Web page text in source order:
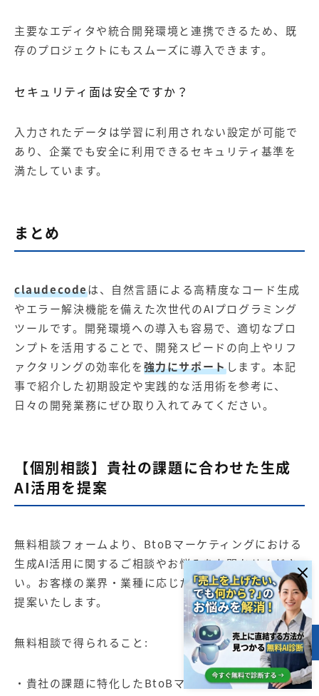
主要なエディタや統合開発環境と連携できるため、既
存のプロジェクトにもスムーズに導入できます。
セキュリティ面は安全ですか？
入力されたデータは学習に利用されない設定が可能で
あり、企業でも安全に利用できるセキュリティ基準を
満たしています。
まとめ
claudecodeは、自然言語による高精度なコード生成
やエラー解決機能を備えた次世代のAIプログラミング
ツールです。開発環境への導入も容易で、適切なプロ
ンプトを活用することで、開発スピードの向上やリフ
ァクタリングの効率化を強力にサポートします。本記
事で紹介した初期設定や実践的な活用術を参考に、
日々の開発業務にぜひ取り入れてみてください。
【個別相談】貴社の課題に合わせた生成
AI活用を提案
無料相談フォームより、BtoBマーケティングにおける
生成AI活用に関するご相談やお悩みをお聞かせくださ
い。お客様の業界・業種に応じた最適な活用方法をご
提案いたします。
無料相談で得られること:
・貴社の課題に特化したBtoBマーケティングにおける
目次